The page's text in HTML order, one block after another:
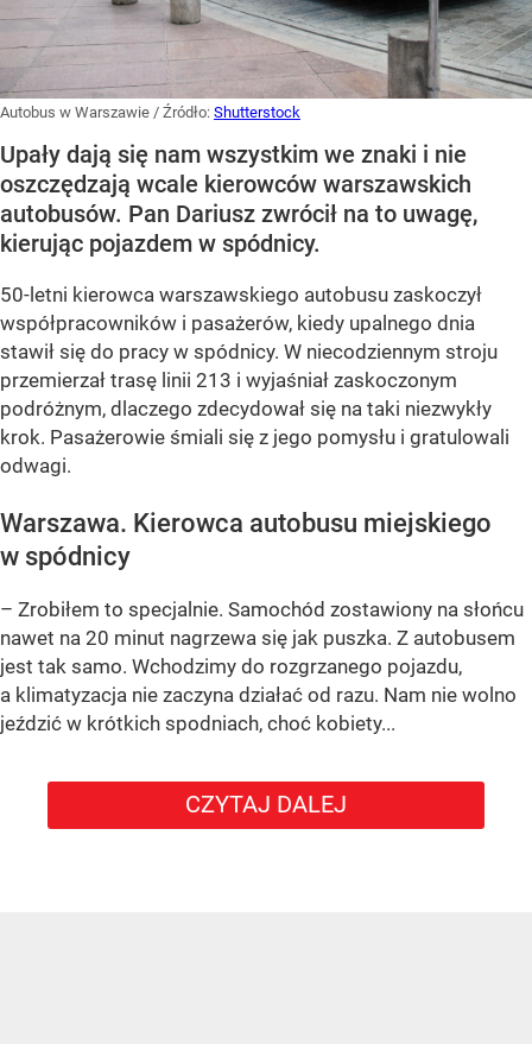
Autobus w Warszawie / Źródło: Shutterstock
Upały dają się nam wszystkim we znaki i nie
oszczędzają wcale kierowców warszawskich
autobusów. Pan Dariusz zwrócił na to uwagę,
kierując pojazdem w spódnicy.
50-letni kierowca warszawskiego autobusu zaskoczył
współpracowników i pasażerów, kiedy upalnego dnia
stawił się do pracy w spódnicy. W niecodziennym stroju
przemierzał trasę linii 213 i wyjaśniał zaskoczonym
podróżnym, dlaczego zdecydował się na taki niezwykły
krok. Pasażerowie śmiali się z jego pomysłu i gratulowali
odwagi.
Warszawa. Kierowca autobusu miejskiego
w spódnicy
– Zrobiłem to specjalnie. Samochód zostawiony na słońcu
nawet na 20 minut nagrzewa się jak puszka. Z autobusem
jest tak samo. Wchodzimy do rozgrzanego pojazdu,
a klimatyzacja nie zaczyna działać od razu. Nam nie wolno
jeździć w krótkich spodniach, choć kobiety...
CZYTAJ DALEJ